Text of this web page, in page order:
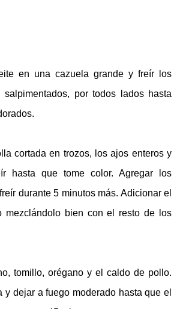
en una cazuela grande y freír
los
por todos lados hasta
cortada en trozos, los ajos enteros y
hasta que tome color. Agregar los
durante 5 minutos más. Adicionar el
mezclándolo bien con el resto de los
tomillo, orégano y el caldo de pollo.
y dejar a fuego moderado hasta que el